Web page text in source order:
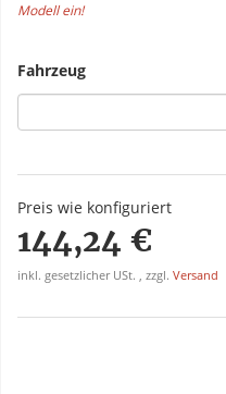
Modell ein!
Fahrzeug
Preis wie konfiguriert
144,24 €
inkl. gesetzlicher USt. , zzgl. Versand